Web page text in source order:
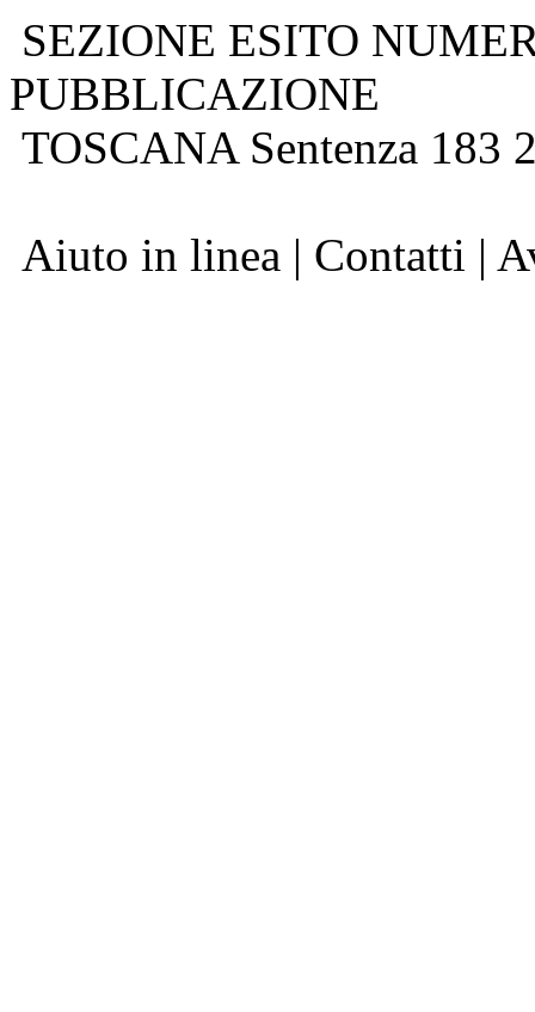
SEZIONE ESITO
PUBBLICAZIONE
TOSCANA Sentenza 183
Aiuto in linea | Contatti |